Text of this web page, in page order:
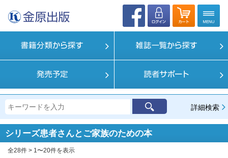
詳細検索
シリーズ患者さんとご家族のための本
全28件 > 1〜20件を表示